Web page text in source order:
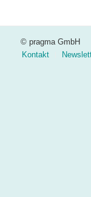
© pragma GmbH
Kontakt